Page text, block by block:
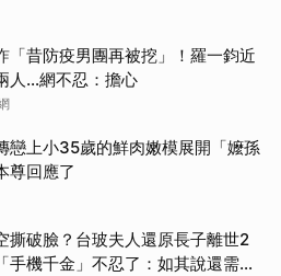
「昔防疫男團再被挖」！羅一鈞近
人…網不忍：擔心
戀上小35歲的鮮肉嫩模展開「嬤孫
尊回應了
撕破臉？台玻夫人還原長子離世2
機千金」不忍了：如其說還需要